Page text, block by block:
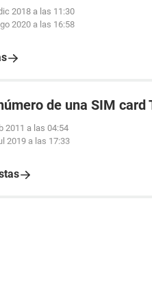
2018 a las 11:30
2020 a las 16:58
de una SIM card
2011 a las 04:54
2019 a las 17:33